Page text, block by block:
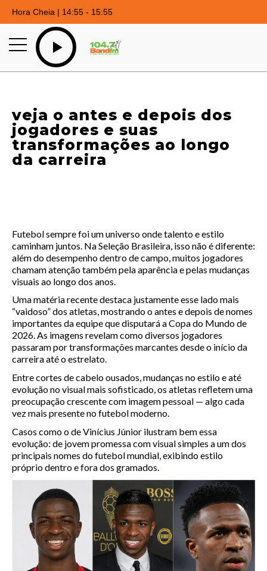
Hora Cheia | 14:55 - 15:55
veja o antes e depois dos
jogadores e suas
transformações ao longo
da carreira
Futebol sempre foi um universo onde talento e estilo
caminham juntos. Na Seleção Brasileira, isso não é diferente:
além do desempenho dentro de campo, muitos jogadores
chamam atenção também pela aparência e pelas mudanças
visuais ao longo dos anos.
Uma matéria recente destaca justamente esse lado mais
“vaidoso” dos atletas, mostrando o antes e depois de nomes
importantes da equipe que disputará a Copa do Mundo de
2026. As imagens revelam como diversos jogadores
passaram por transformações marcantes desde o início da
carreira até o estrelato.
Entre cortes de cabelo ousados, mudanças no estilo e até
evolução no visual mais sofisticado, os atletas refletem uma
preocupação crescente com imagem pessoal — algo cada
vez mais presente no futebol moderno.
Casos como o de Vinícius Júnior ilustram bem essa
evolução: de jovem promessa com visual simples a um dos
principais nomes do futebol mundial, exibindo estilo
próprio dentro e fora dos gramados.